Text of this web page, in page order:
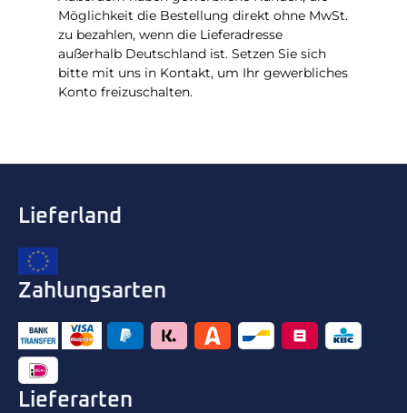
Möglichkeit die Bestellung direkt ohne MwSt.
zu bezahlen, wenn die Lieferadresse
außerhalb Deutschland ist. Setzen Sie sich
bitte mit uns in Kontakt, um Ihr gewerbliches
Konto freizuschalten.
Lieferland
Zahlungsarten
Lieferarten